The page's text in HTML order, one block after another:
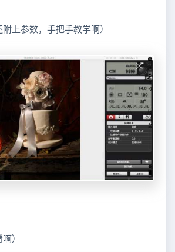
附上参数，手把手教学啊）
）